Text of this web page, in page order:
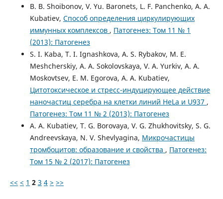
B. B. Shoibonov, V. Yu. Baronets, L. F. Panchenko, A. A.
Kubatiev, Способ определения циркулирующих
иммунных комплексов , Патогенез: Том 11 № 1
(2013): Патогенез
S. I. Kaba, T. I. Ignashkova, A. S. Rybakov, M. E.
Meshcherskiy, A. A. Sokolovskaya, V. A. Yurkiv, A. A.
Moskovtsev, E. M. Egorova, A. A. Kubatiev,
Цитотоксическое и стресс-индуцирующее действие
наночастиц серебра на клетки линий HeLa и U937 ,
Патогенез: Том 11 № 2 (2013): Патогенез
A. A. Kubatiev, T. G. Borovaya, V. G. Zhukhovitsky, S. G.
Andreevskaya, N. V. Shevlyagina, Микрочастицы
тромбоцитов: образование и свойства , Патогенез:
Том 15 № 2 (2017): Патогенез
<< < 1 2 3 4 > >>